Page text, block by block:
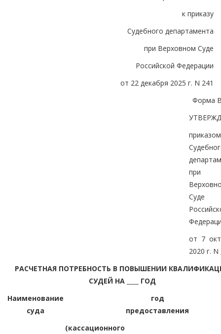
к приказу
Судебного департамента
при Верховном Суде
Российской Федерации
от 22 декабря 2025 г. N 241
Форма
приказом
при
Суде
от 7
2020 г. N
РАСЧЕТНАЯ ПОТРЕБНОСТЬ В ПОВЫШЕНИИ
СУДЕЙ НА ____ ГОД
Наименование
суда
год
предоставления
(кассационного